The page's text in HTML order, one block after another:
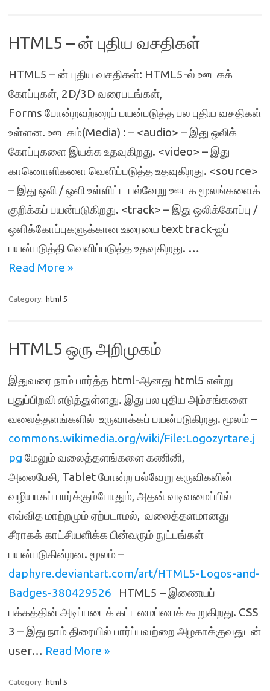
HTML5 – ன் புதிய வசதிகள்
HTML5 – ன் புதிய வசதிகள்: HTML5-ல் ஊடகக்
கோப்புகள், 2D/3D வரைபடங்கள்,
Forms போன்றவற்றைப் பயன்படுத்த பல புதிய வசதிகள்
உள்ளன. ஊடகம்(Media) : – <audio> – இது ஒலிக்
கோப்புகளை இயக்க உதவுகிறது. <video> – இது
காணொளிகளை வெளிப்படுத்த உதவுகிறது. <source>
– இது ஒலி / ஒளி உள்ளிட்ட பல்வேறு ஊடக மூலங்களைக்
குறிக்கப் பயன்படுகிறது. <track> – இது ஒலிக்கோப்பு /
ஒளிக்கோப்புகளுக்கான உரையை text track-ஐப்
பயன்படுத்தி வெளிப்படுத்த உதவுகிறது. …
Read More »
Category: html 5
HTML5 ஒரு அறிமுகம்
இதுவரை நாம் பார்த்த html-ஆனது html5 என்று
புதுப்பிறவி எடுத்துள்ளது. இது பல புதிய அம்சங்களை
வலைத்தளங்களில் உருவாக்கப் பயன்படுகிறது. மூலம் –
commons.wikimedia.org/wiki/File:Logozyrtare.j
pg மேலும் வலைத்தளங்களை கணினி,
அலைபேசி, Tablet போன்ற பல்வேறு கருவிகளின்
வழியாகப் பார்க்கும்போதும், அதன் வடிவமைப்பில்
எவ்வித மாற்றமும் ஏற்படாமல், வலைத்தளமானது
சீராகக் காட்சியளிக்க பின்வரும் நுட்பங்கள்
பயன்படுகின்றன. மூலம் –
daphyre.deviantart.com/art/HTML5-Logos-and-
Badges-380429526 HTML5 – இணையப்
பக்கத்தின் அடிப்படைக் கட்டமைப்பைக் கூறுகிறது. CSS
3 – இது நாம் திரையில் பார்ப்பவற்றை அழகாக்குவதுடன்
user… Read More »
Category: html 5